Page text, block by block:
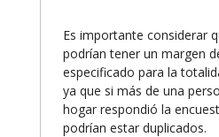
Es importante considerar
podrían tener un margen
especificado para la
ya que si más de una
hogar respondió la
podrían estar duplicados.